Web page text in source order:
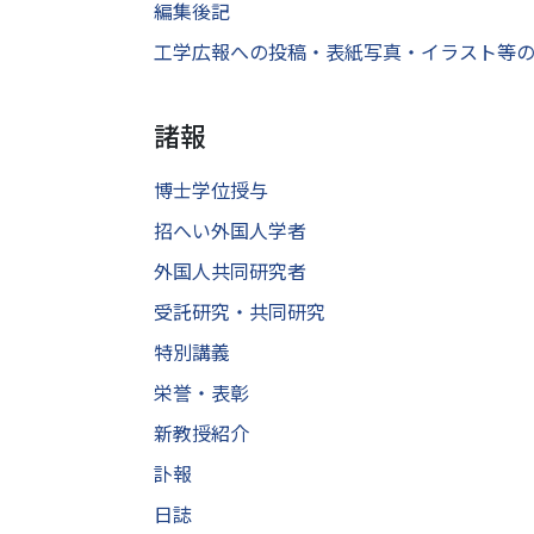
編集後記
工学広報への投稿・表紙写真・イラスト等
諸報
博士学位授与
招へい外国人学者
外国人共同研究者
受託研究・共同研究
特別講義
栄誉・表彰
新教授紹介
訃報
日誌